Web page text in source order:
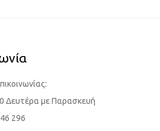
Δευτέρα με Παρασκευή
296